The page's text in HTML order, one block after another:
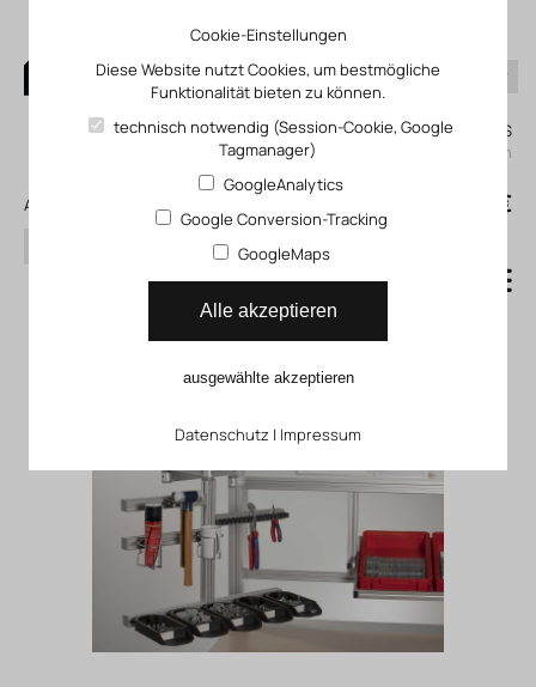
0
Mein KLEFINGHAUS
einloggen
Alle Produkte
Suchen
0,00 €
Schwenkarme
Cookie-Einstellungen
Diese Website nutzt Cookies, um bestmögliche
Funktionalität bieten zu können.
technisch notwendig (Session-Cookie, Google
Tagmanager)
GoogleAnalytics
Google Conversion-Tracking
GoogleMaps
Alle akzeptieren
ausgewählte akzeptieren
Datenschutz | Impressum